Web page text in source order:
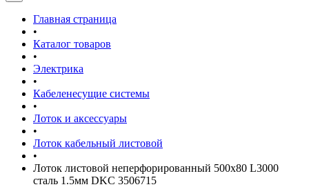
Главная страница
•
Каталог товаров
•
Электрика
•
Кабеленесущие системы
•
Лоток и аксессуары
•
Лоток кабельный листовой
•
Лоток листовой неперфорированный 500х80 L3000
сталь 1.5мм DKC 3506715